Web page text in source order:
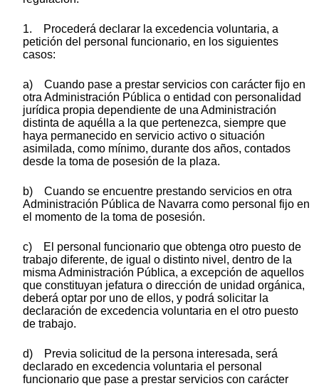
1. Procederá declarar la excedencia voluntaria, a
petición del personal funcionario, en los siguientes
casos:
a) Cuando pase a prestar servicios con carácter fijo en
otra Administración Pública o entidad con personalidad
jurídica propia dependiente de una Administración
distinta de aquélla a la que pertenezca, siempre que
haya permanecido en servicio activo o situación
asimilada, como mínimo, durante dos años, contados
desde la toma de posesión de la plaza.
b) Cuando se encuentre prestando servicios en otra
Administración Pública de Navarra como personal fijo en
el momento de la toma de posesión.
c) El personal funcionario que obtenga otro puesto de
trabajo diferente, de igual o distinto nivel, dentro de la
misma Administración Pública, a excepción de aquellos
que constituyan jefatura o dirección de unidad orgánica,
deberá optar por uno de ellos, y podrá solicitar la
declaración de excedencia voluntaria en el otro puesto
de trabajo.
d) Previa solicitud de la persona interesada, será
declarado en excedencia voluntaria el personal
funcionario que pase a prestar servicios con carácter